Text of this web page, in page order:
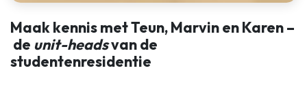
Maak kennis met Teun, Marvin en Karen –
de unit-headsvan de
studentenresidentie